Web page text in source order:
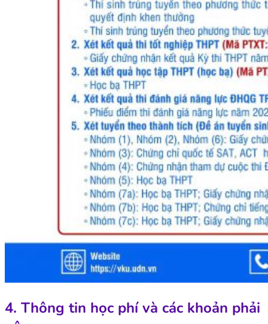
4. Thông tin học phí và các khoản phải